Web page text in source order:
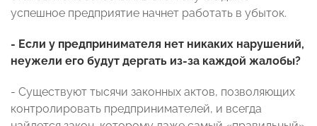
успешное предприятие начнет работать в убыток.
- Если у предпринимателя нет никаких нарушений,
неужели его будут дергать из-за каждой жалобы?
- Существуют тысячи законных актов, позволяющих
контролировать предпринимателей, и всегда